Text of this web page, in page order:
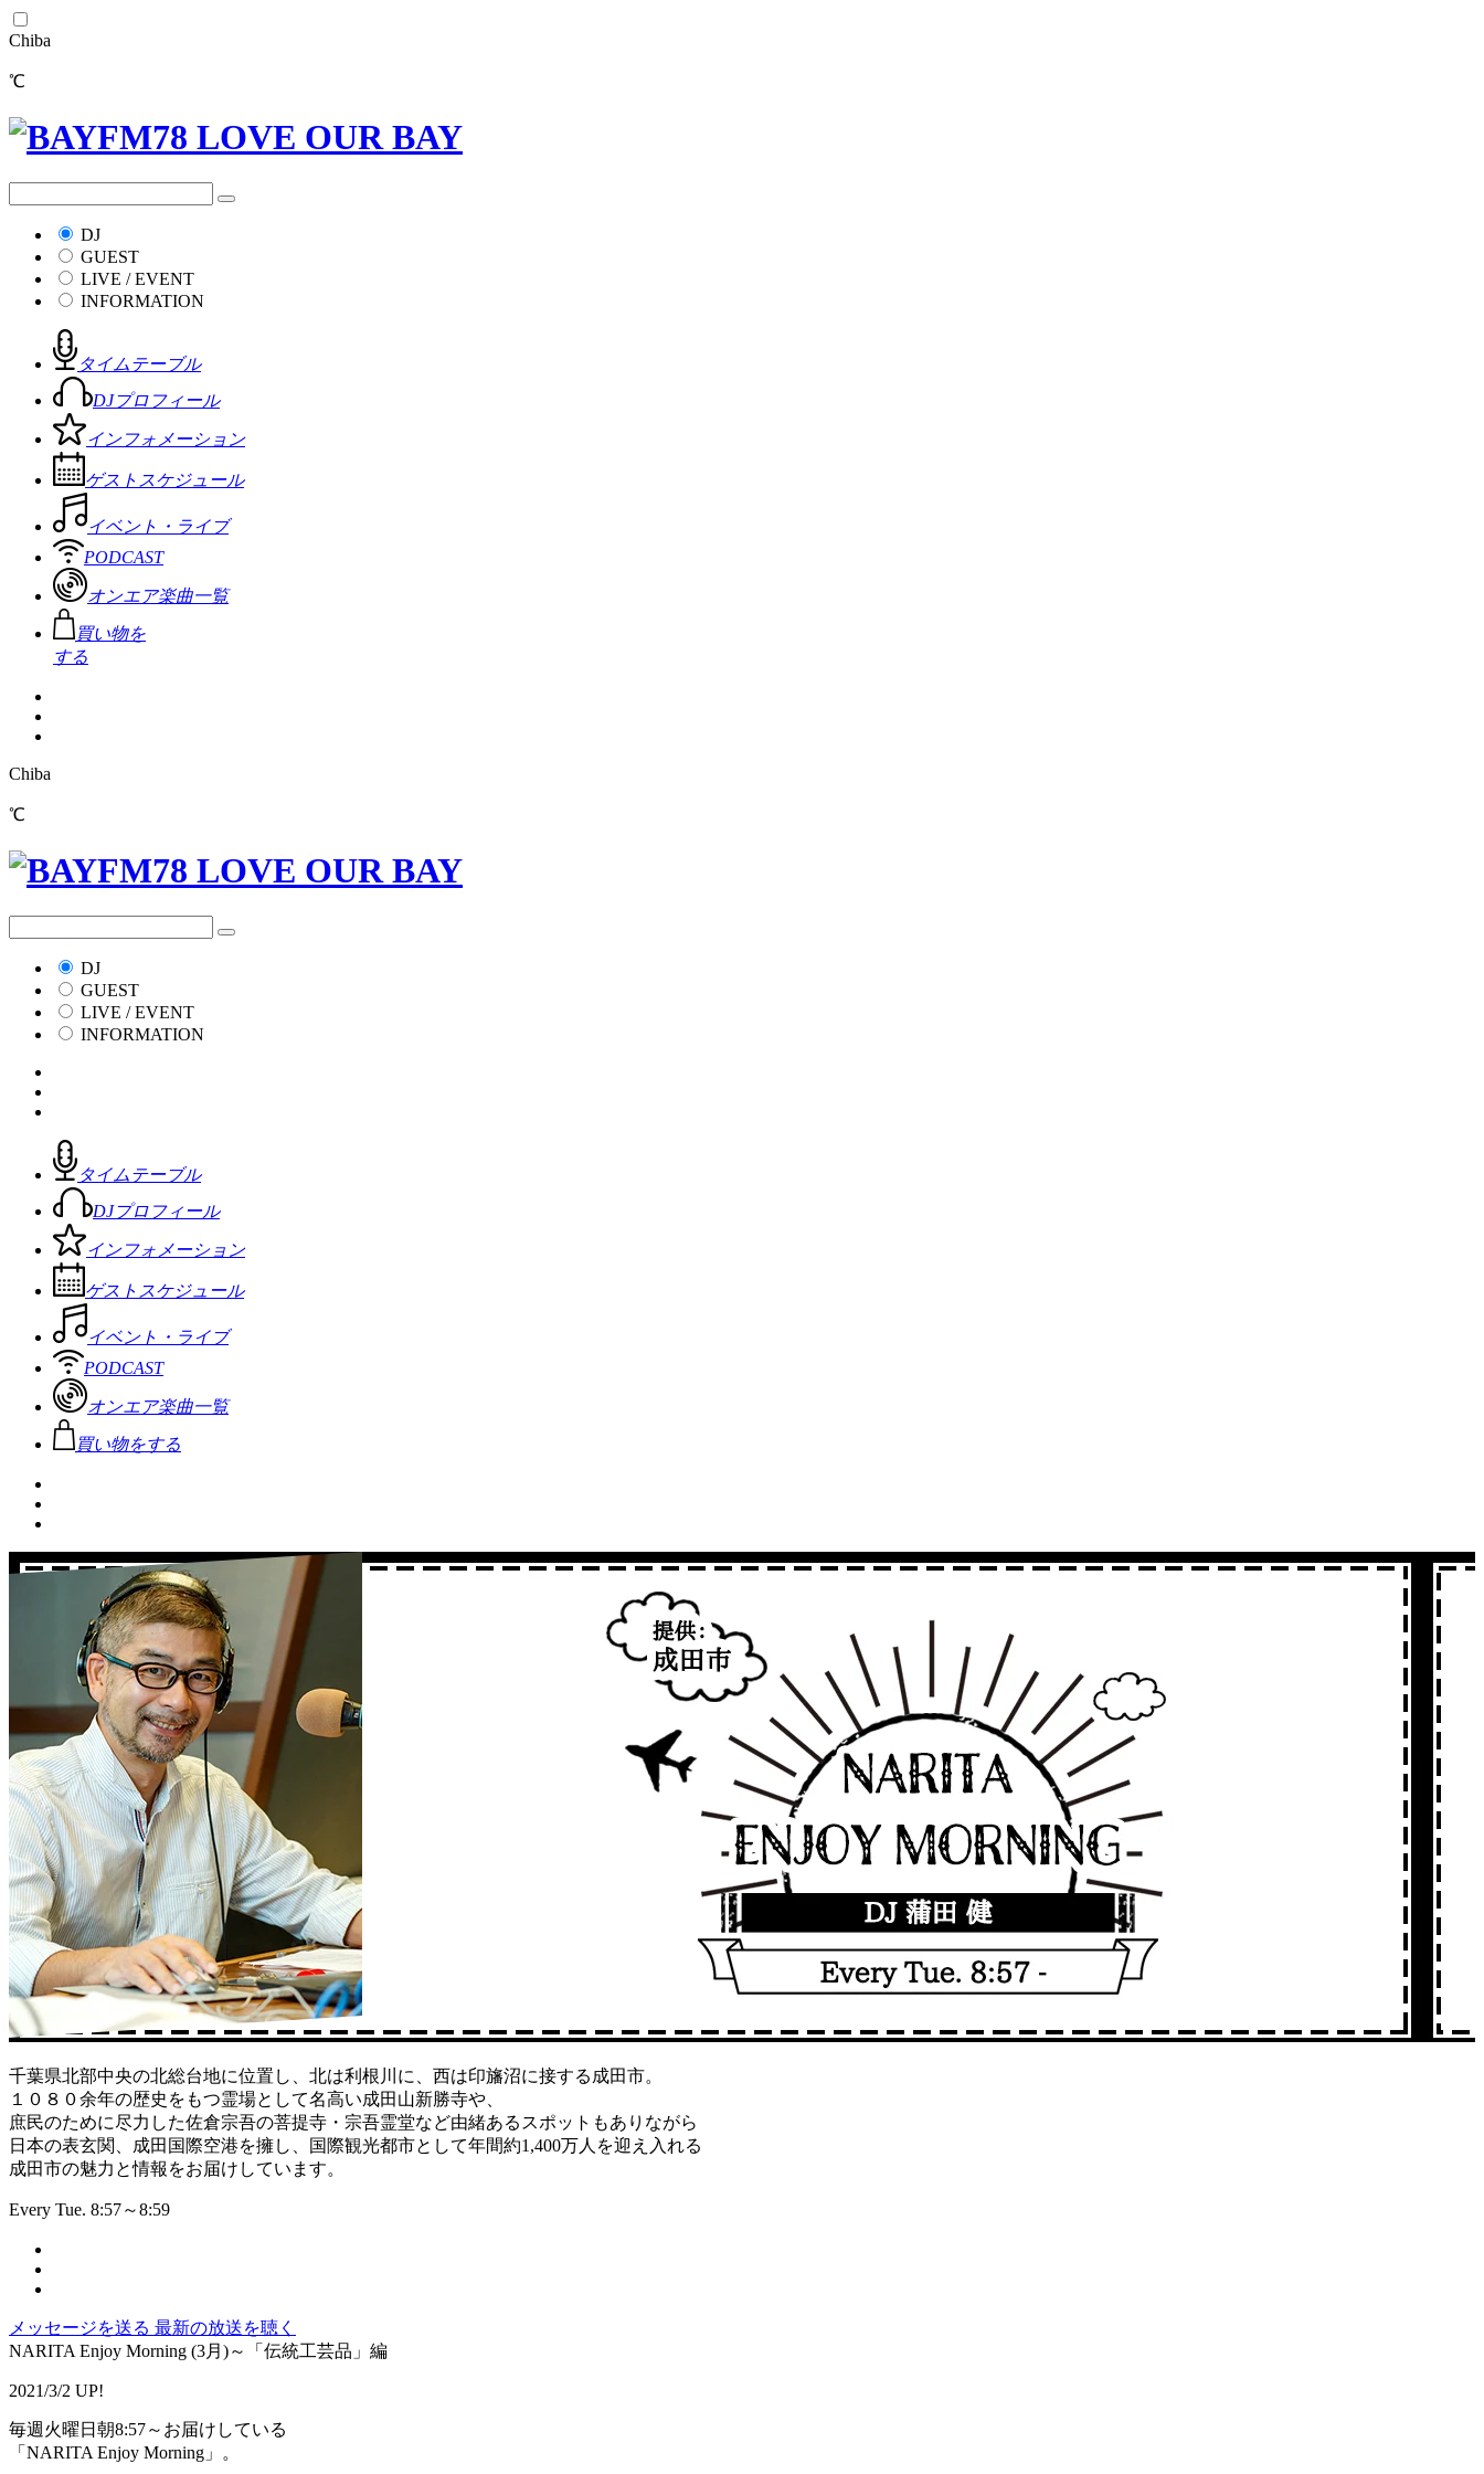
Chiba
℃
DJ
GUEST
LIVE / EVENT
INFORMATION
タイムテーブル
DJプロフィール
インフォメーション
ゲストスケジュール
イベント・ライブ
PODCAST
オンエア楽曲一覧
買い物を
する
Chiba
℃
DJ
GUEST
LIVE / EVENT
INFORMATION
タイムテーブル
DJプロフィール
インフォメーション
ゲストスケジュール
イベント・ライブ
PODCAST
オンエア楽曲一覧
買い物をする
千葉県北部中央の北総台地に位置し、北は利根川に、西は印旛沼に接する成田市。
１０８０余年の歴史をもつ霊場として名高い成田山新勝寺や、
庶民のために尽力した佐倉宗吾の菩提寺・宗吾霊堂など由緒あるスポットもありながら
日本の表玄関、成田国際空港を擁し、国際観光都市として年間約1,400万人を迎え入れる
成田市の魅力と情報をお届けしています。
Every Tue. 8:57～8:59
メッセージを送る 最新の放送を聴く
NARITA Enjoy Morning (3月)～「伝統工芸品」編
2021/3/2 UP!
毎週火曜日朝8:57～お届けしている
「NARITA Enjoy Morning」。